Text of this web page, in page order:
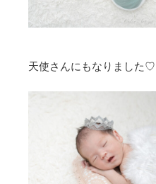
天使さんにもなりました♡